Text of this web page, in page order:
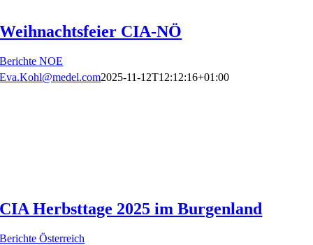
Weihnachtsfeier CIA-NÖ
Berichte NOE
Eva.Kohl@medel.com2025-11-12T12:12:16+01:00
CIA Herbsttage 2025 im Burgenland
Berichte Österreich